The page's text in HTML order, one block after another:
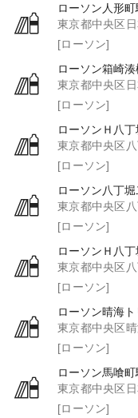
ローソン人形
東京都中央区
[ローソン]
ローソン箱崎
東京都中央区
[ローソン]
ローソンＨ八
東京都中央区
[ローソン]
ローソン八丁
東京都中央区
[ローソン]
ローソンＨ八
東京都中央区
[ローソン]
ローソン晴海
東京都中央区晴
[ローソン]
ローソン馬喰
東京都中央区
[ローソン]